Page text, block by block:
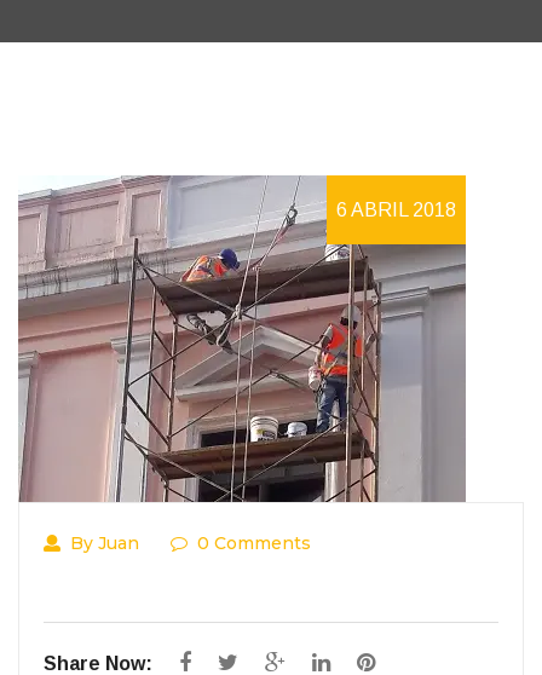
6 ABRIL 2018
By Juan 0 Comments
Share Now: